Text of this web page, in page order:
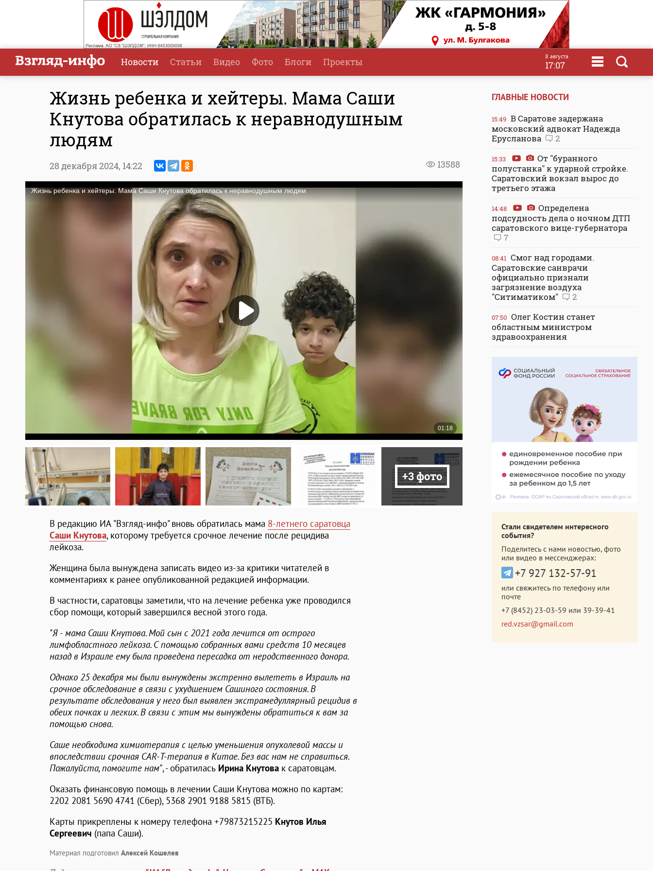
Новости Статьи Видео Фото Блоги Проекты 8 августа
17:07
Жизнь ребенка и хейтеры. Мама Саши
Кнутова обратилась к неравнодушным
людям
13588
28 декабря 2024, 14:22
+3 фото
В редакцию ИА "Взгляд-инфо" вновь обратилась мама 8-летнего саратовца
Саши Кнутова, которому требуется срочное лечение после рецидива
лейкоза.
Женщина была вынуждена записать видео из-за критики читателей в
комментариях к ранее опубликованной редакцией информации.
В частности, саратовцы заметили, что на лечение ребенка уже проводился
сбор помощи, который завершился весной этого года.
"Я - мама Саши Кнутова. Мой сын с 2021 года лечится от острого
лимфобластного лейкоза. С помощью собранных вами средств 10 месяцев
назад в Израиле ему была проведена пересадка от неродственного донора.
Однако 25 декабря мы были вынуждены экстренно вылететь в Израиль на
срочное обследование в связи с ухудшением Сашиного состояния. В
результате обследования у него был выявлен экстрамедуллярный рецидив в
обеих почках и легких. В связи с этим мы вынуждены обратиться к вам за
помощью снова.
Саше необходима химиотерапия с целью уменьшения опухолевой массы и
впоследствии срочная CAR-T-терапия в Китае. Без вас нам не справиться.
Пожалуйста, помогите нам", - обратилась Ирина Кнутова к саратовцам.
Оказать финансовую помощь в лечении Саши Кнутова можно по картам:
2202 2081 5690 4741 (Сбер), 5368 2901 9188 5815 (ВТБ).
Карты прикреплены к номеру телефона +79873215225 Кнутов Илья
Сергеевич (папа Саши).
Материал подготовил Алексей Кошелев
ГЛАВНЫЕ НОВОСТИ
15:49 В Саратове задержана
московский адвокат Надежда
Ерусланова
2
15:33
От "буранного
полустанка" к ударной стройке.
Саратовский вокзал вырос до
третьего этажа
14:48
Определена
подсудность дела о ночном ДТП
саратовского вице-губернатора
7
08:41 Смог над городами.
Саратовские санврачи
официально признали
загрязнение воздуха
"Ситиматиком"
2
07:50 Олег Костин станет
областным министром
здравоохранения
Стали свидетелем интересного
события?
Поделитесь с нами новостью, фото
или видео в мессенджерах:
+7 927 132-57-91
или свяжитесь по телефону или
почте
+7 (8452) 23-03-59 или 39-39-41
red.vzsar@gmail.com